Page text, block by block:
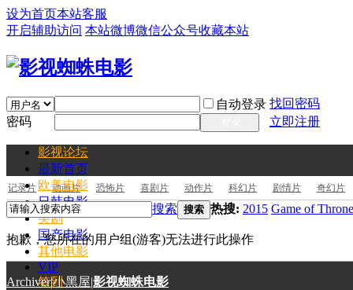
设为首页本站客服
开启辅助访问 本站微博微信公众号收藏本站
自动登录 找回密码
密码
立即注册
影视论坛
最新首页
欧美电影
日韩电影
美剧
国产电影
其他电影
VIP
签到
记录片 动画片 恐怖片 喜剧片 动作片 科幻片 剧情片 奇幻片
搜索 搜索 热搜: 2015 Game of
抱歉，您所在的用户组(游客)无法进行此操作
Archiver|小黑屋|影视蜘蛛电影